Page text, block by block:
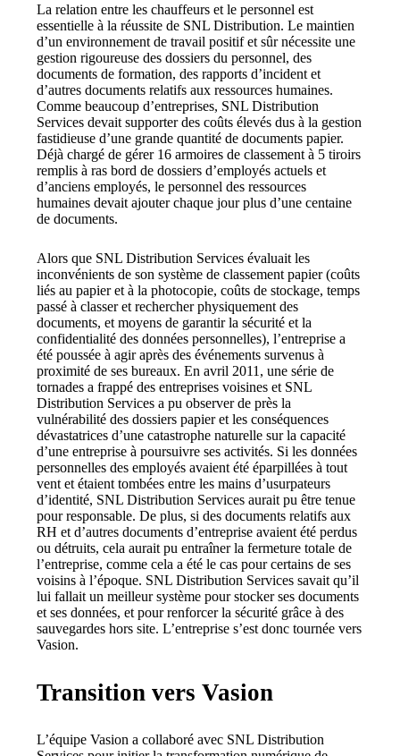
La relation entre les chauffeurs et le personnel est
essentielle à la réussite de SNL Distribution. Le maintien
d’un environnement de travail positif et sûr nécessite une
gestion rigoureuse des dossiers du personnel, des
documents de formation, des rapports d’incident et
d’autres documents relatifs aux ressources humaines.
Comme beaucoup d’entreprises, SNL Distribution
Services devait supporter des coûts élevés dus à la gestion
fastidieuse d’une grande quantité de documents papier.
Déjà chargé de gérer 16 armoires de classement à 5 tiroirs
remplis à ras bord de dossiers d’employés actuels et
d’anciens employés, le personnel des ressources
humaines devait ajouter chaque jour plus d’une centaine
de documents.
Alors que SNL Distribution Services évaluait les
inconvénients de son système de classement papier (coûts
liés au papier et à la photocopie, coûts de stockage, temps
passé à classer et rechercher physiquement des
documents, et moyens de garantir la sécurité et la
confidentialité des données personnelles), l’entreprise a
été poussée à agir après des événements survenus à
proximité de ses bureaux. En avril 2011, une série de
tornades a frappé des entreprises voisines et SNL
Distribution Services a pu observer de près la
vulnérabilité des dossiers papier et les conséquences
dévastatrices d’une catastrophe naturelle sur la capacité
d’une entreprise à poursuivre ses activités. Si les données
personnelles des employés avaient été éparpillées à tout
vent et étaient tombées entre les mains d’usurpateurs
d’identité, SNL Distribution Services aurait pu être tenue
pour responsable. De plus, si des documents relatifs aux
RH et d’autres documents d’entreprise avaient été perdus
ou détruits, cela aurait pu entraîner la fermeture totale de
l’entreprise, comme cela a été le cas pour certains de ses
voisins à l’époque. SNL Distribution Services savait qu’il
lui fallait un meilleur système pour stocker ses documents
et ses données, et pour renforcer la sécurité grâce à des
sauvegardes hors site. L’entreprise s’est donc tournée vers
Vasion.
Transition vers Vasion
L’équipe Vasion a collaboré avec SNL Distribution